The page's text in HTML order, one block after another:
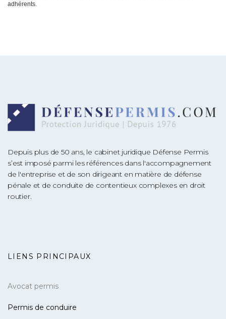
adhérents.
Depuis plus de 50 ans, le cabinet juridique Défense Permis
s’est imposé parmi les références dans l'accompagnement
de l'entreprise et de son dirigeant en matière de défense
pénale et de conduite de contentieux complexes en droit
routier.
LIENS PRINCIPAUX
Avocat permis
Permis de conduire